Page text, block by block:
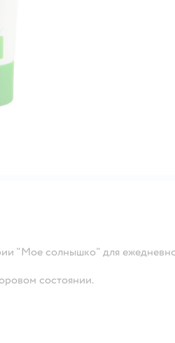
"Мое солнышко" для
состоянии.